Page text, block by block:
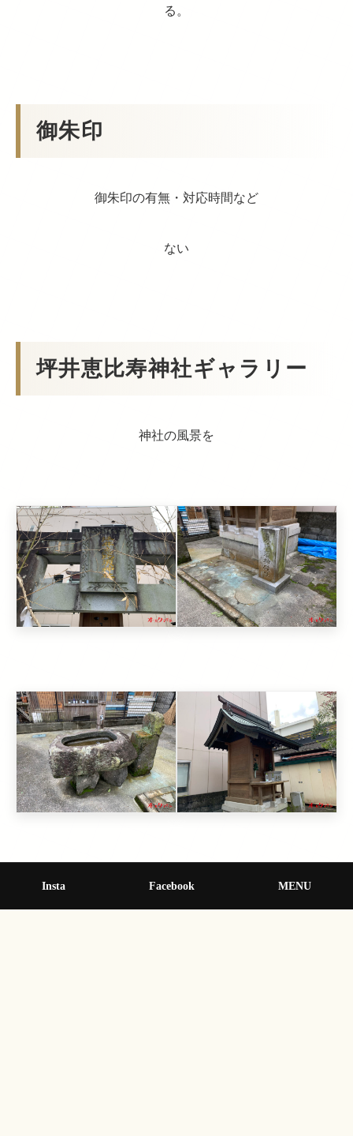
る。
御朱印
御朱印の有無・対応時間など
ない
坪井恵比寿神社ギャラリー
神社の風景を
Insta Facebook MENU